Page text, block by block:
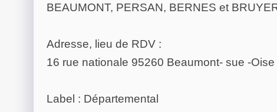
BEAUMONT, PERSAN, BERNES et
Adresse, lieu de RDV :
16 rue nationale 95260 Beaumont- sue -Oise
Label : Départemental